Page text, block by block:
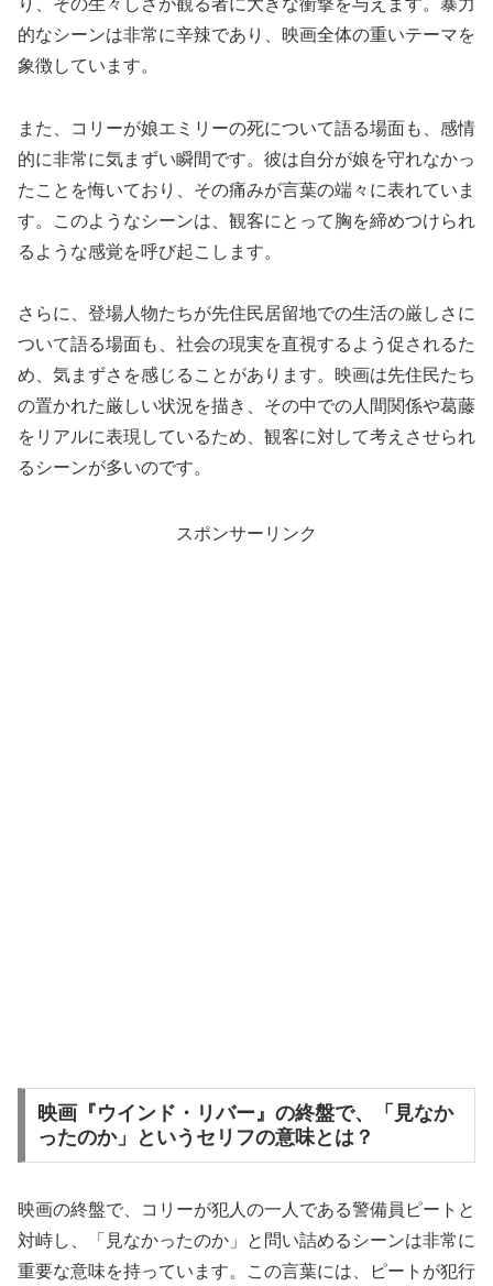
的なシーンは非常に辛辣であり、映画全体の重いテーマを
象徴しています。
また、コリーが娘エミリーの死について語る場面も、感情
的に非常に気まずい瞬間です。彼は自分が娘を守れなかっ
たことを悔いており、その痛みが言葉の端々に表れていま
す。このようなシーンは、観客にとって胸を締めつけられ
るような感覚を呼び起こします。
さらに、登場人物たちが先住民居留地での生活の厳しさに
ついて語る場面も、社会の現実を直視するよう促されるた
め、気まずさを感じることがあります。映画は先住民たち
の置かれた厳しい状況を描き、その中での人間関係や葛藤
をリアルに表現しているため、観客に対して考えさせられ
るシーンが多いのです。
スポンサーリンク
映画『ウインド・リバー』の終盤で、「見なか
ったのか」というセリフの意味とは？
映画の終盤で、コリーが犯人の一人である警備員ピートと
対峙し、「見なかったのか」と問い詰めるシーンは非常に
重要な意味を持っています。この言葉には、ピートが犯行